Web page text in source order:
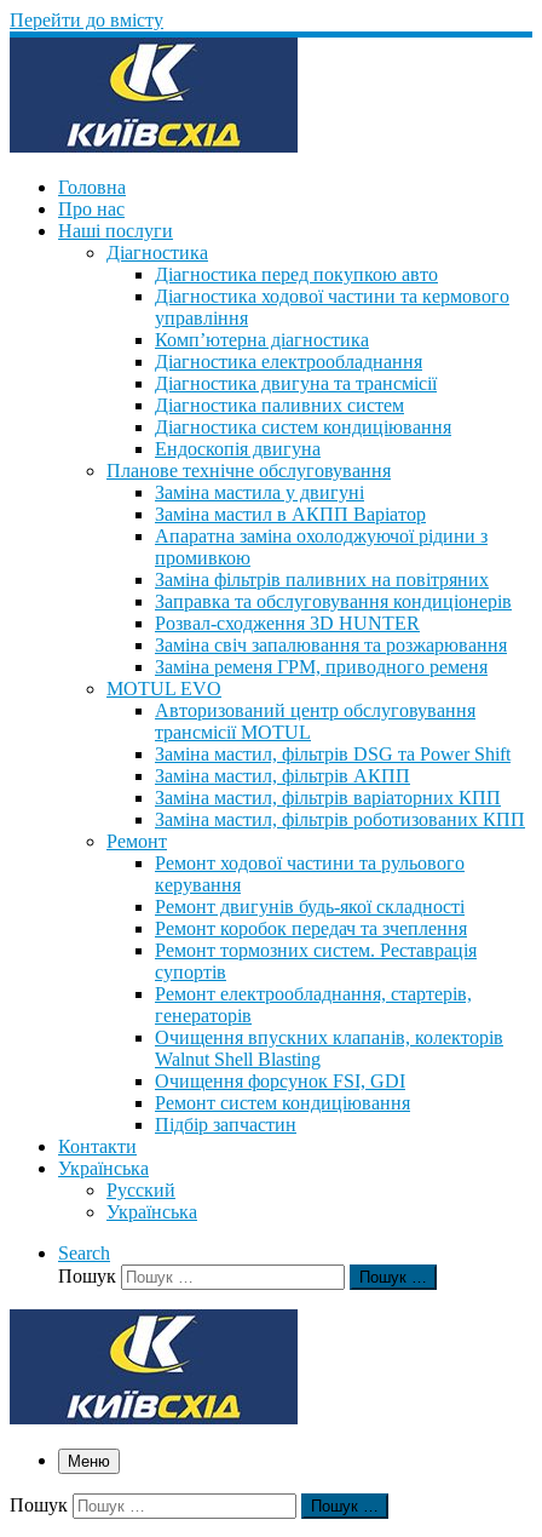
Перейти до вмісту
Головна
Про нас
Наші послуги
Діагностика
Діагностика перед покупкою авто
Діагностика ходової частини та кермового
управління
Комп’ютерна діагностика
Діагностика електрообладнання
Діагностика двигуна та трансмісії
Діагностика паливних систем
Діагностика систем кондиціювання
Ендоскопія двигуна
Планове технічне обслуговування
Заміна мастила у двигуні
Заміна мастил в АКПП Варіатор
Апаратна заміна охолоджуючої рідини з
промивкою
Заміна фільтрів паливних на повітряних
Заправка та обслуговування кондиціонерів
Розвал-сходження 3D HUNTER
Заміна свіч запалювання та розжарювання
Заміна ременя ГРМ, приводного ременя
MOTUL EVO
Авторизований центр обслуговування
трансмісії MOTUL
Заміна мастил, фільтрів DSG та Power Shift
Заміна мастил, фільтрів АКПП
Заміна мастил, фільтрів варіаторних КПП
Заміна мастил, фільтрів роботизованих КПП
Ремонт
Ремонт ходової частини та рульового
керування
Ремонт двигунів будь-якої складності
Ремонт коробок передач та зчеплення
Ремонт тормозних систем. Реставрація
супортів
Ремонт електрообладнання, стартерів,
генераторів
Очищення впускних клапанів, колекторів
Walnut Shell Blasting
Очищення форсунок FSI, GDI
Ремонт систем кондиціювання
Підбір запчастин
Контакти
Українська
Русский
Українська
Search
Пошук
Пошук …
Меню
Пошук Пошук …